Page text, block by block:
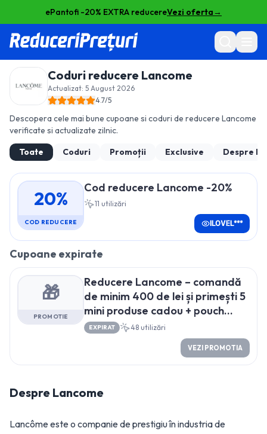
ePantofi -20% EXTRA reducereVezi oferta→
Coduri reducere Lancome
Actualizat: 5 August 2026
4.7/5
Descopera cele mai bune cupoane si coduri de reducere Lancome
verificate si actualizate zilnic.
Toate
Coduri Promoții Exclusive Despre
20%
COD REDUCERE
Cod reducere Lancome -20%
11 utilizări
ILOVEL***
Cupoane expirate
🎁
PROMOTIE
Reducere Lancome – comandă
de minim 400 de lei și primești 5
mini produse cadou + pouch
extra
EXPIRAT 48 utilizări
VEZI PROMOTIA
Despre Lancome
Lancôme este o companie de prestigiu în industria de